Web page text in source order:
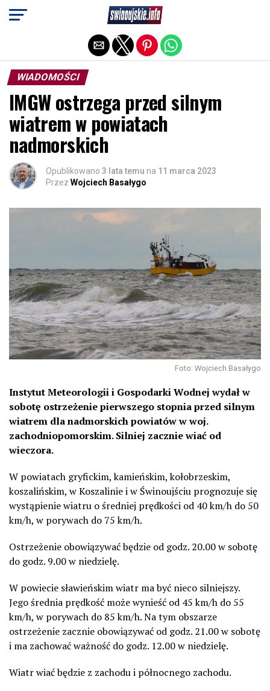
WIADOMOŚCI
IMGW ostrzega przed silnym
wiatrem w powiatach
nadmorskich
Opublikowano 3 lata temu na 11 marca 2023
Przez Wojciech Basałygo
Foto: Wojciech Basałygo
Instytut Meteorologii i Gospodarki Wodnej wydał w
sobotę ostrzeżenie pierwszego stopnia przed silnym
wiatrem dla nadmorskich powiatów w woj.
zachodniopomorskim. Silniej zacznie wiać od
wieczora.
W powiatach gryfickim, kamieńskim, kołobrzeskim,
koszalińskim, w Koszalinie i w Świnoujściu prognozuje się
wystąpienie wiatru o średniej prędkości od 40 km/h do 50
km/h, w porywach do 75 km/h.
Ostrzeżenie obowiązywać będzie od godz. 20.00 w sobotę
do godz. 9.00 w niedzielę.
W powiecie sławieńskim wiatr ma być nieco silniejszy.
Jego średnia prędkość może wynieść od 45 km/h do 55
km/h, w porywach do 85 km/h. Na tym obszarze
ostrzeżenie zacznie obowiązywać od godz. 21.00 w sobotę
i ma zachować ważność do godz. 12.00 w niedzielę.
Wiatr wiać będzie z zachodu i północnego zachodu.
Exit mobile version